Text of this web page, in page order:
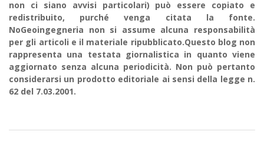
non ci siano avvisi particolari) può essere copiato e
redistribuito, purché venga citata la fonte.
NoGeoingegneria non si assume alcuna responsabilità
per gli articoli e il materiale ripubblicato.Questo blog non
rappresenta una testata giornalistica in quanto viene
aggiornato senza alcuna periodicità. Non può pertanto
considerarsi un prodotto editoriale ai sensi della legge n.
62 del 7.03.2001.